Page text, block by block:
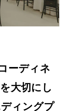
ーディネ
大切にし
ィングプ